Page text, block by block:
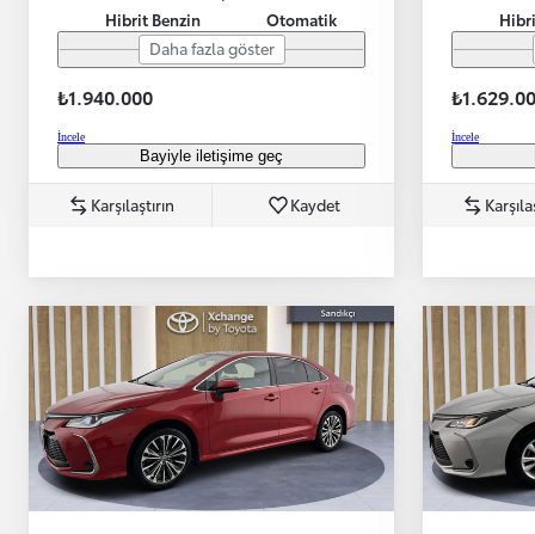
Başlangıç fiyatı
Yeni Hilux Yakında
Haberdar olun
Hibrit Benzin
Otomatik
Daha fazla göster
₺1.940.000
İncele
Bayiyle iletişime geç
Karşılaştırın Kaydet
İncele